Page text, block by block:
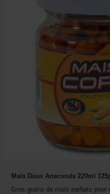
Maïs Doux Anaconda 220ml
Gros grains de maïs parfaits pour